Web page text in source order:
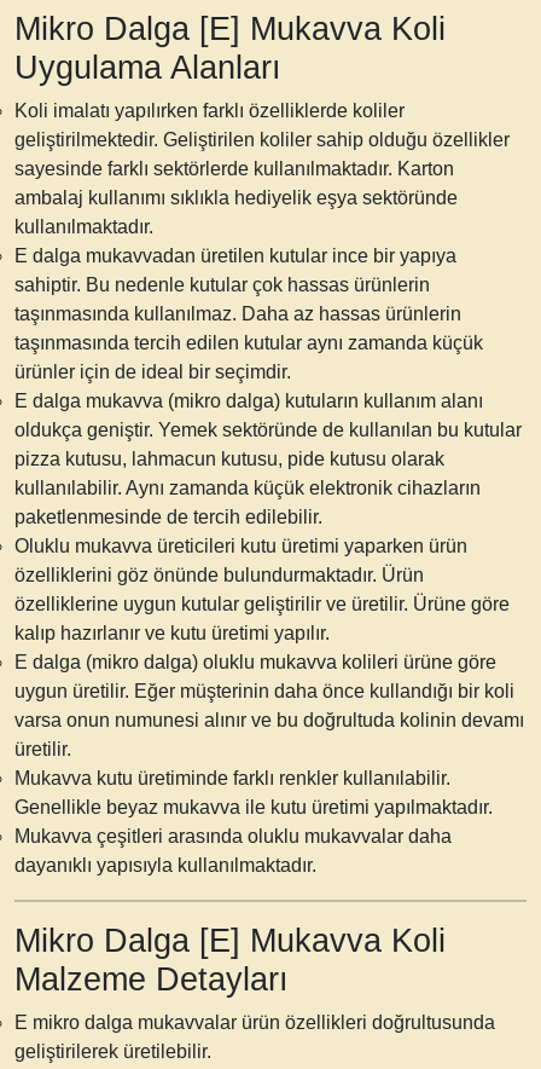
Mikro Dalga [E] Mukavva Koli
Uygulama Alanları
Koli imalatı yapılırken farklı özelliklerde koliler
geliştirilmektedir. Geliştirilen koliler sahip olduğu özellikler
sayesinde farklı sektörlerde kullanılmaktadır. Karton
ambalaj kullanımı sıklıkla hediyelik eşya sektöründe
kullanılmaktadır.
E dalga mukavvadan üretilen kutular ince bir yapıya
sahiptir. Bu nedenle kutular çok hassas ürünlerin
taşınmasında kullanılmaz. Daha az hassas ürünlerin
taşınmasında tercih edilen kutular aynı zamanda küçük
ürünler için de ideal bir seçimdir.
E dalga mukavva (mikro dalga) kutuların kullanım alanı
oldukça geniştir. Yemek sektöründe de kullanılan bu kutular
pizza kutusu, lahmacun kutusu, pide kutusu olarak
kullanılabilir. Aynı zamanda küçük elektronik cihazların
paketlenmesinde de tercih edilebilir.
Oluklu mukavva üreticileri kutu üretimi yaparken ürün
özelliklerini göz önünde bulundurmaktadır. Ürün
özelliklerine uygun kutular geliştirilir ve üretilir. Ürüne göre
kalıp hazırlanır ve kutu üretimi yapılır.
E dalga (mikro dalga) oluklu mukavva kolileri ürüne göre
uygun üretilir. Eğer müşterinin daha önce kullandığı bir koli
varsa onun numunesi alınır ve bu doğrultuda kolinin devamı
üretilir.
Mukavva kutu üretiminde farklı renkler kullanılabilir.
Genellikle beyaz mukavva ile kutu üretimi yapılmaktadır.
Mukavva çeşitleri arasında oluklu mukavvalar daha
dayanıklı yapısıyla kullanılmaktadır.
Mikro Dalga [E] Mukavva Koli
Malzeme Detayları
E mikro dalga mukavvalar ürün özellikleri doğrultusunda
geliştirilerek üretilebilir.